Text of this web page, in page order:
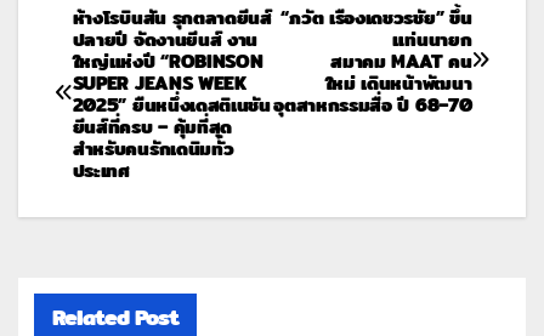
“ภวัต เรืองเดชวรชัย” ขึ้น
แท่นนายก
สมาคม MAAT คน
ใหม่ เดินหน้าพัฒนา
อุตสาหกรรมสื่อ ปี 68–70
ห้างโรบินสัน รุกตลาดยีนส์
ปลายปี จัดงานยีนส์ งาน
ใหญ่แห่งปี “ROBINSON
SUPER JEANS WEEK
2025” ยืนหนึ่งเดสติเนชัน
ยีนส์ที่ครบ – คุ้มที่สุด
สำหรับคนรักเดนิมทั่ว
ประเทศ
Related Post